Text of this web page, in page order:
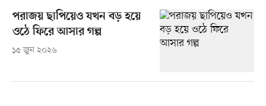
পরাজয় ছাপিয়েও যখন বড় হয়ে
ওঠে ফিরে আসার গল্প
১৫ জুন ২০২৬